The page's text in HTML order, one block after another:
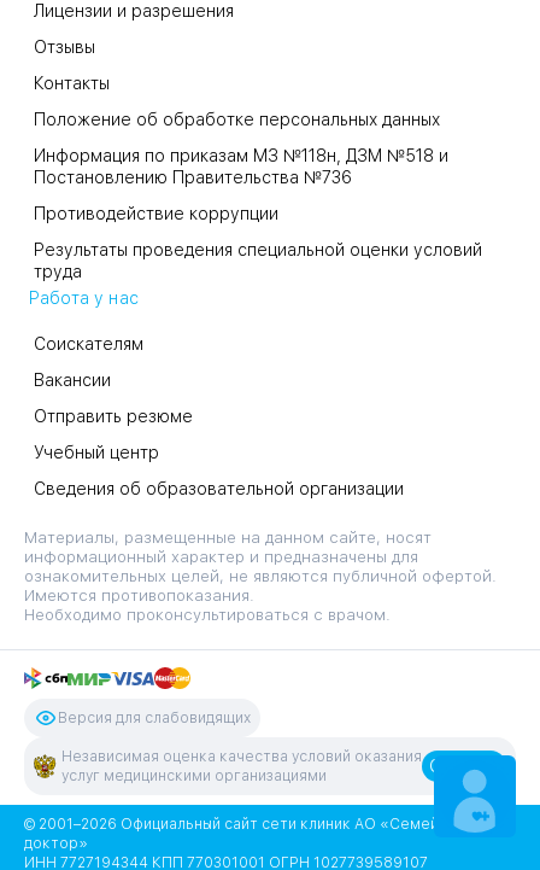
Лицензии и разрешения
Отзывы
Контакты
Положение об обработке персональных данных
Информация по приказам МЗ №118н, ДЗМ №518 и
Постановлению Правительства №736
Противодействие коррупции
Результаты проведения специальной оценки условий
труда
Работа у нас
Соискателям
Вакансии
Отправить резюме
Учебный центр
Сведения об образовательной организации
Материалы, размещенные на данном сайте, носят
информационный характер и предназначены для
ознакомительных целей, не являются публичной офертой.
Имеются противопоказания.
Необходимо проконсультироваться с врачом.
Версия для слабовидящих
Независимая оценка качества условий оказания
услуг медицинскими организациями
Оценить
© 2001–2026 Официальный сайт сети клиник АО «Семейный
доктор»
ИНН 7727194344 КПП 770301001 ОГРН 1027739589107
ЗАПИСАТЬСЯ
НА ПРИЕМ